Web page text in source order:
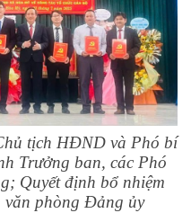
tịch HĐND và Phó bí
Trưởng ban, các Phó
Quyết định bổ nhiệm
văn phòng Đảng ủy